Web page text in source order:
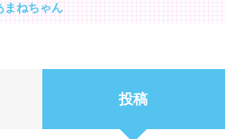
まねちゃん
投稿